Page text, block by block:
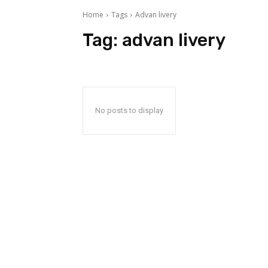
Home Tags Advan livery
Tag: advan livery
No posts to display